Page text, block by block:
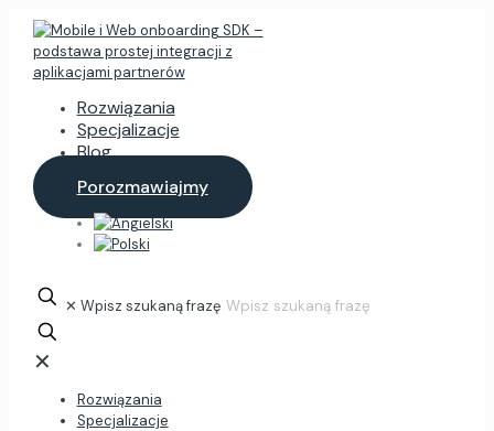
Rozwiązania
Specjalizacje
Blog
Porozmawiajmy
✕ Wpisz szukaną frazę
✕
Rozwiązania
Specjalizacje